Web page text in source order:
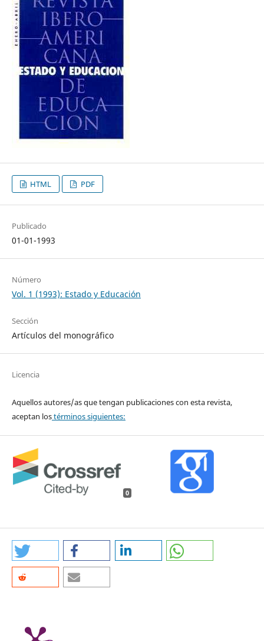
HTML PDF
Publicado
01-01-1993
Número
Vol. 1 (1993): Estado y Educación
Sección
Artículos del monográfico
Licencia
Aquellos autores/as que tengan publicaciones con esta revista,
aceptan lostérminos siguientes:
0